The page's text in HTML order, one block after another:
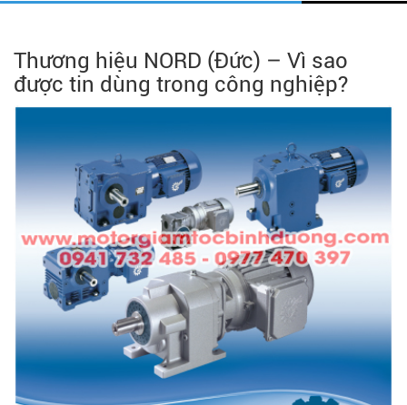
Thương hiệu NORD (Đức) – Vì sao
được tin dùng trong công nghiệp?